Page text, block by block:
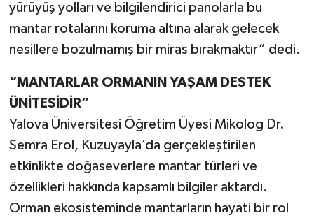
yürüyüş yolları ve bilgilendirici panolarla bu
mantar rotalarını koruma altına alarak gelecek
nesillere bozulmamış bir miras bırakmaktır” dedi.
“MANTARLAR ORMANIN YAŞAM DESTEK
ÜNİTESİDİR”
Yalova Üniversitesi Öğretim Üyesi Mikolog Dr.
Semra Erol, Kuzuyayla’da gerçekleştirilen
etkinlikte doğaseverlere mantar türleri ve
özellikleri hakkında kapsamlı bilgiler aktardı.
Orman ekosisteminde mantarların hayati bir rol